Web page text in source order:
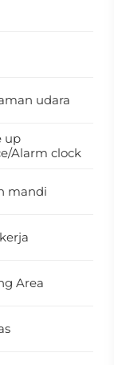
udara
up
Alarm clock
mandi
Area